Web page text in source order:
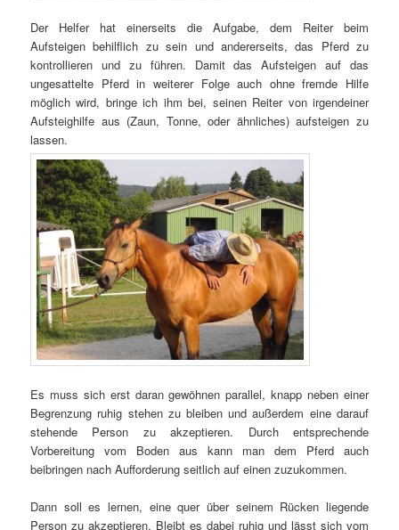
Der Helfer hat einerseits die Aufgabe, dem Reiter beim
Aufsteigen behilflich zu sein und andererseits, das Pferd zu
kontrollieren und zu führen. Damit das Aufsteigen auf das
ungesattelte Pferd in weiterer Folge auch ohne fremde Hilfe
möglich wird, bringe ich ihm bei, seinen Reiter von irgendeiner
Aufsteighilfe aus (Zaun, Tonne, oder ähnliches) aufsteigen zu
lassen.
Es muss sich erst daran gewöhnen parallel, knapp neben einer
Begrenzung ruhig stehen zu bleiben und außerdem eine darauf
stehende Person zu akzeptieren. Durch entsprechende
Vorbereitung vom Boden aus kann man dem Pferd auch
beibringen nach Aufforderung seitlich auf einen zuzukommen.
Dann soll es lernen, eine quer über seinem Rücken liegende
Person zu akzeptieren. Bleibt es dabei ruhig und lässt sich vom